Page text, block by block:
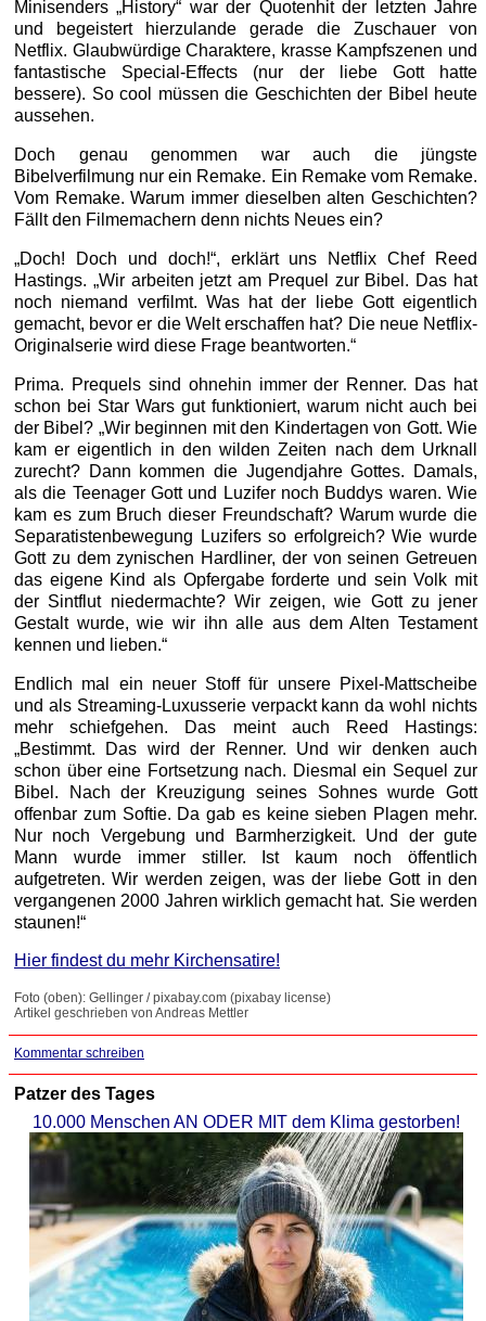
Minisenders „History“ war der Quotenhit der letzten Jahre
und begeistert hierzulande gerade die Zuschauer von
Netflix. Glaubwürdige Charaktere, krasse Kampfszenen und
fantastische Special-Effects (nur der liebe Gott hatte
bessere). So cool müssen die Geschichten der Bibel heute
aussehen.
Doch genau genommen war auch die jüngste
Bibelverfilmung nur ein Remake. Ein Remake vom Remake.
Vom Remake. Warum immer dieselben alten Geschichten?
Fällt den Filmemachern denn nichts Neues ein?
„Doch! Doch und doch!“, erklärt uns Netflix Chef Reed
Hastings. „Wir arbeiten jetzt am Prequel zur Bibel. Das hat
noch niemand verfilmt. Was hat der liebe Gott eigentlich
gemacht, bevor er die Welt erschaffen hat? Die neue Netflix-
Originalserie wird diese Frage beantworten.“
Prima. Prequels sind ohnehin immer der Renner. Das hat
schon bei Star Wars gut funktioniert, warum nicht auch bei
der Bibel? „Wir beginnen mit den Kindertagen von Gott. Wie
kam er eigentlich in den wilden Zeiten nach dem Urknall
zurecht? Dann kommen die Jugendjahre Gottes. Damals,
als die Teenager Gott und Luzifer noch Buddys waren. Wie
kam es zum Bruch dieser Freundschaft? Warum wurde die
Separatistenbewegung Luzifers so erfolgreich? Wie wurde
Gott zu dem zynischen Hardliner, der von seinen Getreuen
das eigene Kind als Opfergabe forderte und sein Volk mit
der Sintflut niedermachte? Wir zeigen, wie Gott zu jener
Gestalt wurde, wie wir ihn alle aus dem Alten Testament
kennen und lieben.“
Endlich mal ein neuer Stoff für unsere Pixel-Mattscheibe
und als Streaming-Luxusserie verpackt kann da wohl nichts
mehr schiefgehen. Das meint auch Reed Hastings:
„Bestimmt. Das wird der Renner. Und wir denken auch
schon über eine Fortsetzung nach. Diesmal ein Sequel zur
Bibel. Nach der Kreuzigung seines Sohnes wurde Gott
offenbar zum Softie. Da gab es keine sieben Plagen mehr.
Nur noch Vergebung und Barmherzigkeit. Und der gute
Mann wurde immer stiller. Ist kaum noch öffentlich
aufgetreten. Wir werden zeigen, was der liebe Gott in den
vergangenen 2000 Jahren wirklich gemacht hat. Sie werden
staunen!“
Hier findest du mehr Kirchensatire!
Foto (oben): Gellinger / pixabay.com (pixabay license)
Artikel geschrieben von Andreas Mettler
Kommentar schreiben
Patzer des Tages
10.000 Menschen AN ODER MIT dem Klima gestorben!